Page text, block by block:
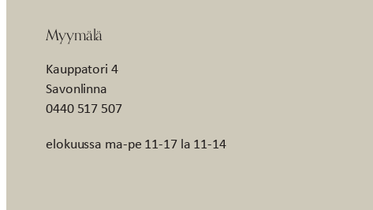
Myymälä
Kauppatori 4
Savonlinna
0440 517 507
elokuussa ma-pe 11-17 la 11-14